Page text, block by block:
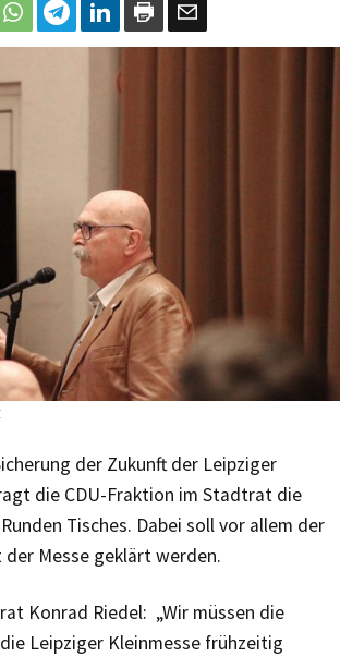
der Zukunft der Leipziger
die CDU-Fraktion im Stadtrat die
Tisches. Dabei soll vor allem der
Messe geklärt werden.
Konrad Riedel: „Wir müssen die
Leipziger Kleinmesse frühzeitig